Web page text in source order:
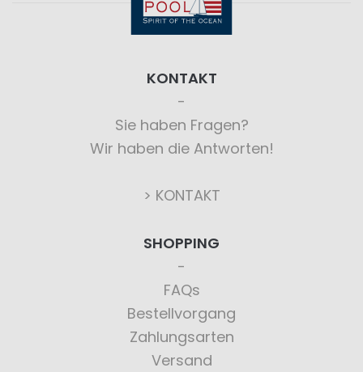
KONTAKT
Sie haben Fragen?
Wir haben die Antworten!
> KONTAKT
SHOPPING
FAQs
Bestellvorgang
Zahlungsarten
Versand